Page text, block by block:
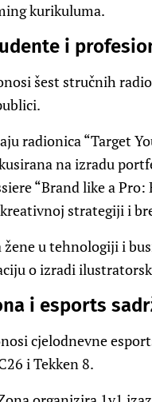
kurikuluma.
i
šest stručnih
radionica “Target
na izradu
“Brand like a
strategiji i
u tehnologiji i
o izradi
i esports
cjelodnevne
i Tekken 8.